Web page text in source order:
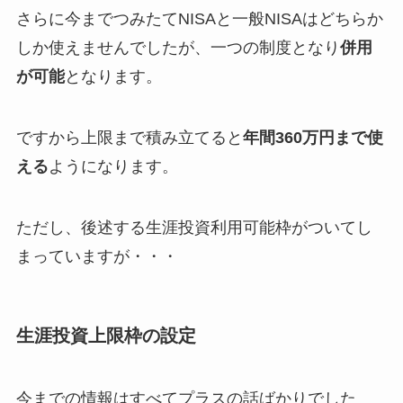
さらに今までつみたてNISAと一般NISAはどちらか
しか使えませんでしたが、一つの制度となり 併用
が可能となります。
ですから上限まで積み立てると 年間360万円まで使
えるようになります。
ただし、後述する生涯投資利用可能枠がついてし
まっていますが・・・
生涯投資上限枠の設定
今までの情報はすべてプラスの話ばかりでした